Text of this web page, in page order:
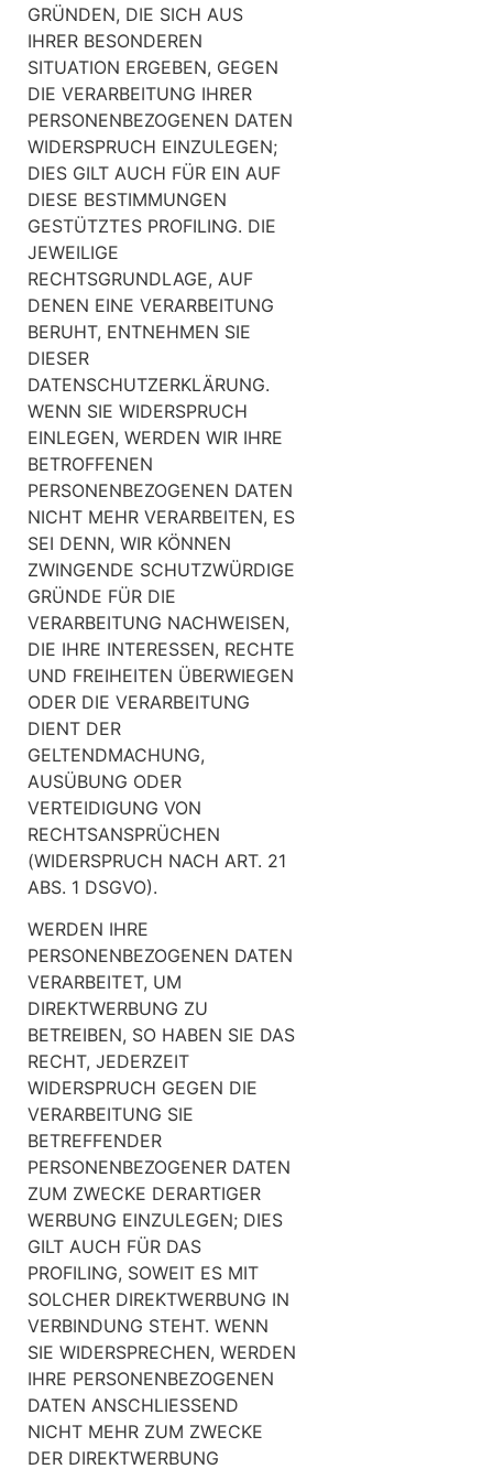
GRÜNDEN, DIE SICH AUS
IHRER BESONDEREN
SITUATION ERGEBEN, GEGEN
DIE VERARBEITUNG IHRER
PERSONENBEZOGENEN DATEN
WIDERSPRUCH EINZULEGEN;
DIES GILT AUCH FÜR EIN AUF
DIESE BESTIMMUNGEN
GESTÜTZTES PROFILING. DIE
JEWEILIGE
RECHTSGRUNDLAGE, AUF
DENEN EINE VERARBEITUNG
BERUHT, ENTNEHMEN SIE
DIESER
DATENSCHUTZERKLÄRUNG.
WENN SIE WIDERSPRUCH
EINLEGEN, WERDEN WIR IHRE
BETROFFENEN
PERSONENBEZOGENEN DATEN
NICHT MEHR VERARBEITEN, ES
SEI DENN, WIR KÖNNEN
ZWINGENDE SCHUTZWÜRDIGE
GRÜNDE FÜR DIE
VERARBEITUNG NACHWEISEN,
DIE IHRE INTERESSEN, RECHTE
UND FREIHEITEN ÜBERWIEGEN
ODER DIE VERARBEITUNG
DIENT DER
GELTENDMACHUNG,
AUSÜBUNG ODER
VERTEIDIGUNG VON
RECHTSANSPRÜCHEN
(WIDERSPRUCH NACH ART. 21
ABS. 1 DSGVO).
WERDEN IHRE
PERSONENBEZOGENEN DATEN
VERARBEITET, UM
DIREKTWERBUNG ZU
BETREIBEN, SO HABEN SIE DAS
RECHT, JEDERZEIT
WIDERSPRUCH GEGEN DIE
VERARBEITUNG SIE
BETREFFENDER
PERSONENBEZOGENER DATEN
ZUM ZWECKE DERARTIGER
WERBUNG EINZULEGEN; DIES
GILT AUCH FÜR DAS
PROFILING, SOWEIT ES MIT
SOLCHER DIREKTWERBUNG IN
VERBINDUNG STEHT. WENN
SIE WIDERSPRECHEN, WERDEN
IHRE PERSONENBEZOGENEN
DATEN ANSCHLIESSEND
NICHT MEHR ZUM ZWECKE
DER DIREKTWERBUNG